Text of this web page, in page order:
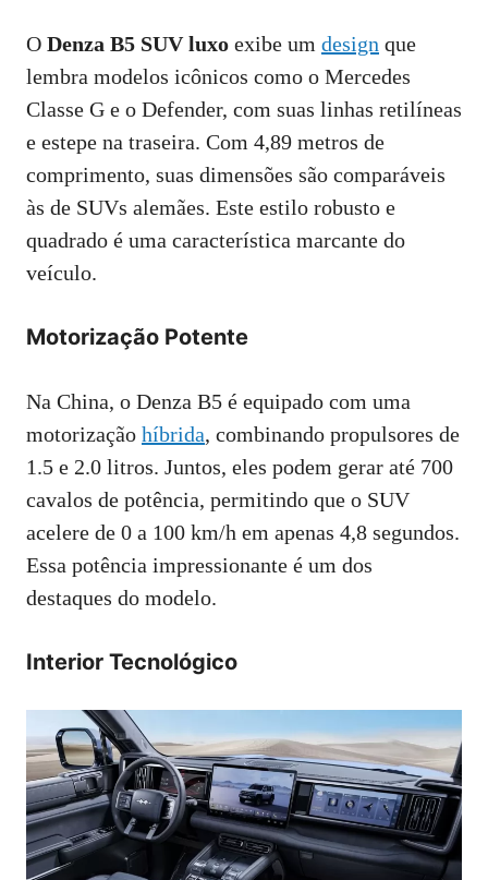
O Denza B5 SUV luxo exibe um design que
lembra modelos icônicos como o Mercedes
Classe G e o Defender, com suas linhas retilíneas
e estepe na traseira. Com 4,89 metros de
comprimento, suas dimensões são comparáveis
às de SUVs alemães. Este estilo robusto e
quadrado é uma característica marcante do
veículo.
Motorização Potente
Na China, o Denza B5 é equipado com uma
motorização híbrida, combinando propulsores de
1.5 e 2.0 litros. Juntos, eles podem gerar até 700
cavalos de potência, permitindo que o SUV
acelere de 0 a 100 km/h em apenas 4,8 segundos.
Essa potência impressionante é um dos
destaques do modelo.
Interior Tecnológico